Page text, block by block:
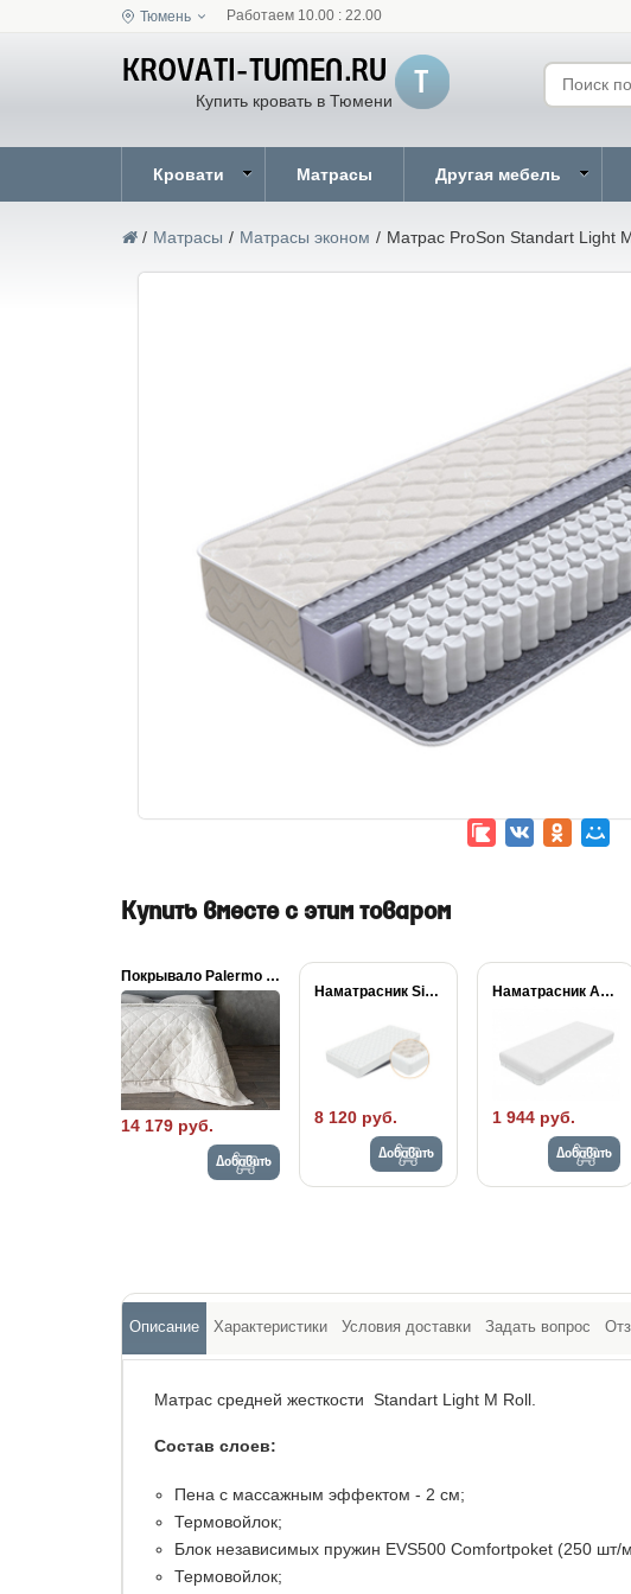
Тюмень Работаем 10.00 : 22.00
Купить кровать в Тюмени
Кровати Матрасы Другая мебель
/ Матрасы / Матрасы эконом / Матрас ProSon Standart Light
Купить вместе с этим товаром
Покрывало Palermo льняное
14 179 руб.
Добавить
Наматрасник Simple Plus
8 120 руб.
Добавить
Наматрасник Aqua Stop...
1 944 руб.
Добавить
Описание Характеристики Условия доставки Задать вопрос
Матрас средней жесткости Standart Light M Roll.
Состав слоев:
Пена с массажным эффектом - 2 см;
Термовойлок;
Блок независимых пружин EVS500 Comfortpoket (250 шт/
Термовойлок;